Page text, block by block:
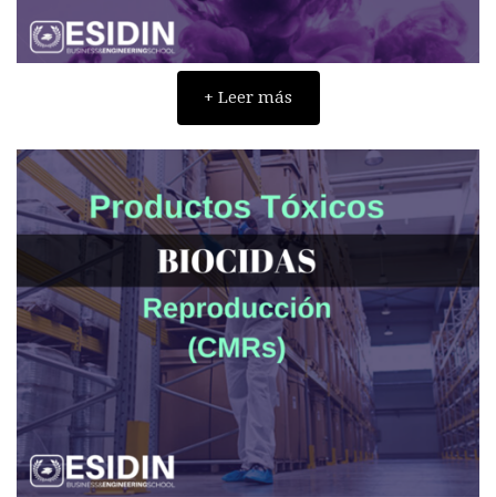
+ Leer más